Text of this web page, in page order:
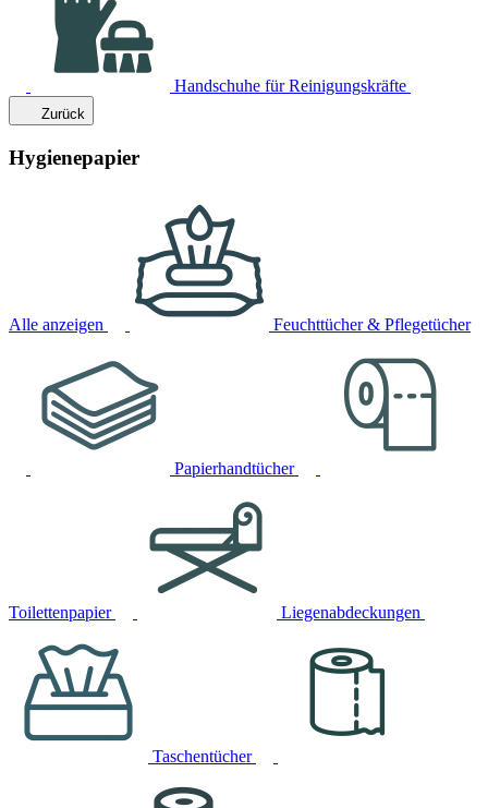
Handschuhe für Reinigungskräfte
Zurück
Hygienepapier
Alle anzeigen Feuchttücher & Pflegetücher
Papierhandtücher
Toilettenpapier Liegenabdeckungen
Taschentücher